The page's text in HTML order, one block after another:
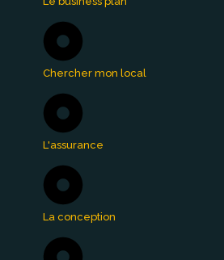
Chercher mon local
L'assurance
La conception